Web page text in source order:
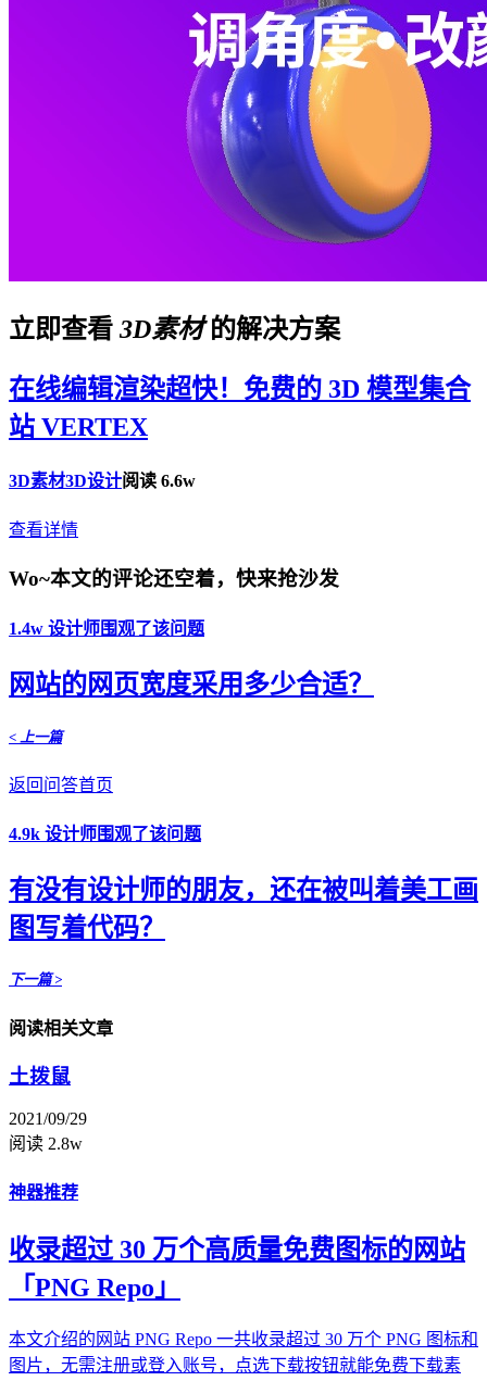
立即查看 3D素材的解决方案
在线编辑渲染超快！免费的 3D 模型集合
站 VERTEX
3D素材3D设计阅读 6.6w
查看详情
Wo~本文的评论还空着，快来抢沙发
1.4w 设计师围观了该问题
网站的网页宽度采用多少合适？
< 上一篇
返回问答首页
4.9k 设计师围观了该问题
有没有设计师的朋友，还在被叫着美工画
图写着代码？
下一篇 >
阅读相关文章
土拨鼠
2021/09/29
阅读 2.8w
神器推荐
收录超过 30 万个高质量免费图标的网站
「PNG Repo」
本文介绍的网站 PNG Repo 一共收录超过 30 万个 PNG 图标和
图片，无需注册或登入账号，点选下载按钮就能免费下载素